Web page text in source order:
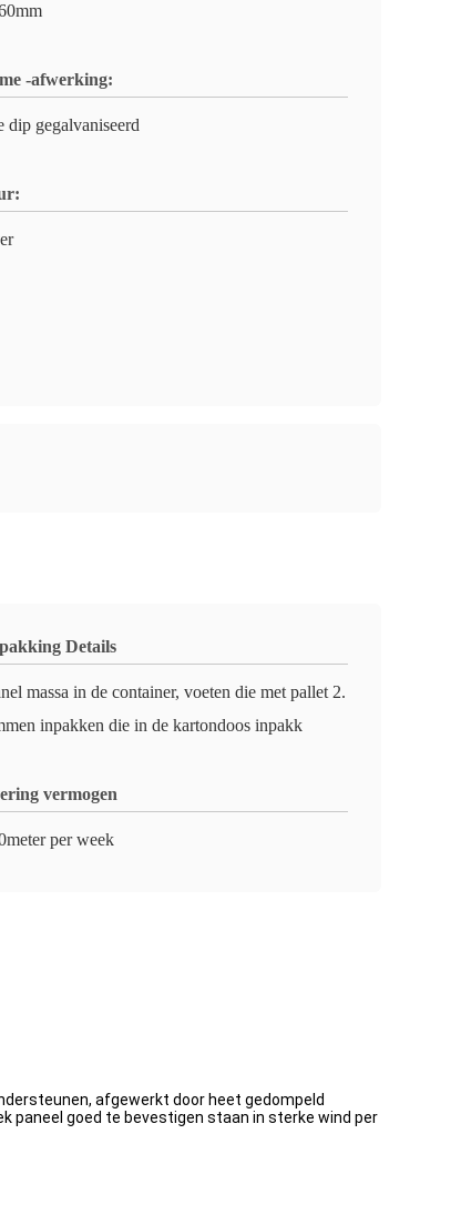
-afwerking:
dip gegalvaniseerd
Details
massa in de container, voeten die met pallet 2.
inpakken die in de kartondoos inpakk
vermogen
per week
afgewerkt door heet gedompeld
paneel goed te bevestigen staan in sterke wind per